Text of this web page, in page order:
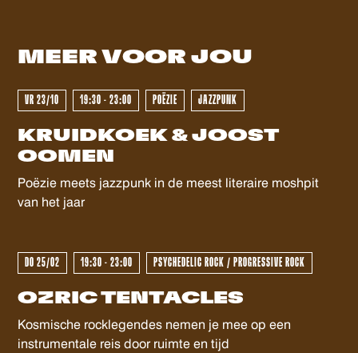
info@dehelling.nlof+31 (0)30 – 22 19 944
MEER VOORJOU
VR 23/10 19:30 - 23:00 POËZIE JAZZPUNK
KRUIDKOEK & JOOST
OOMEN
Poëzie meets jazzpunk in de meest literaire moshpit
van het jaar
DO 25/02 19:30 - 23:00 PSYCHEDELIC ROCK / PROGRESSIVE ROCK
OZRIC TENTACLES
Kosmische rocklegendes nemen je mee op een
instrumentale reis door ruimte en tijd